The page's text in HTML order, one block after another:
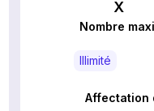
Nombre
Illimité
Affectation